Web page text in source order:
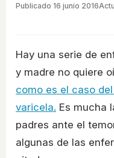
Publicado 16 junio 2016
Hay una serie de
y madre no quiere
como es el caso
varicela. Es mucha
padres ante el
algunas de las